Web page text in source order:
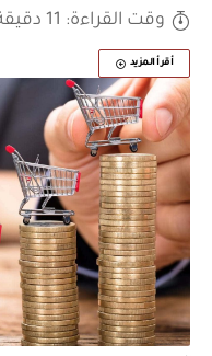
وقت القراءة: 11 دقيقة
أقرأ المزيد